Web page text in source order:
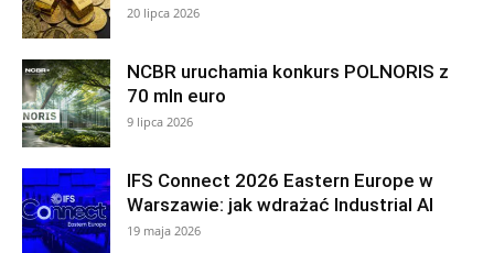
20 lipca 2026
NCBR uruchamia konkurs POLNORIS z
70 mln euro
9 lipca 2026
IFS Connect 2026 Eastern Europe w
Warszawie: jak wdrażać Industrial AI
19 maja 2026